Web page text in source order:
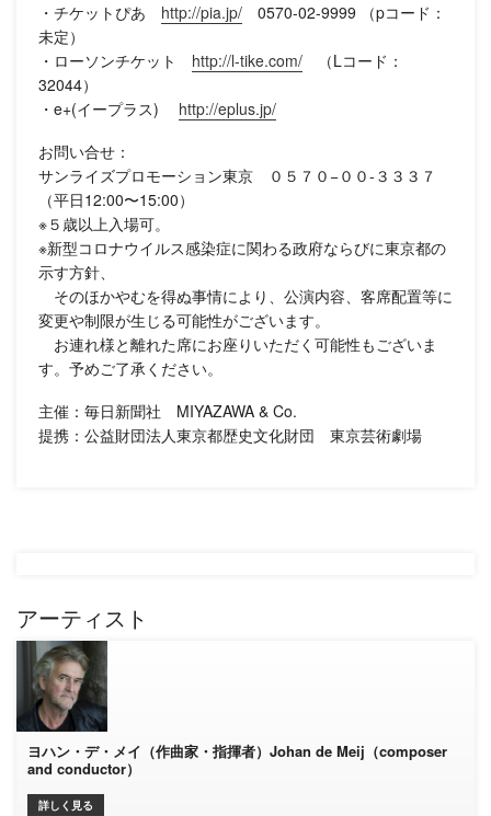
・チケットぴあ http://pia.jp/ 0570-02-9999 （pコード：
未定）
・ローソンチケット http://l-tike.com/ （Lコード：
32044）
・e+(イープラス) http://eplus.jp/
お問い合せ：
サンライズプロモーション東京 ０５７０−００-３３３７
（平日12:00〜15:00）
※５歳以上入場可。
※新型コロナウイルス感染症に関わる政府ならびに東京都の
示す方針、
そのほかやむを得ぬ事情により、公演内容、客席配置等に
変更や制限が生じる可能性がございます。
お連れ様と離れた席にお座りいただく可能性もございま
す。予めご了承ください。
主催：毎日新聞社 MIYAZAWA & Co.
提携：公益財団法人東京都歴史文化財団 東京芸術劇場
アーティスト
ヨハン・デ・メイ（作曲家・指揮者）Johan de Meij（composer
and conductor）
詳しく見る